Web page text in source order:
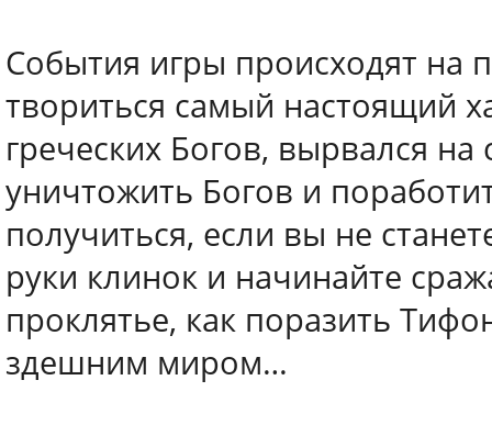
События игры происходят на
твориться самый настоящий
греческих Богов, вырвался
уничтожить Богов и
получиться, если вы не
руки клинок и начинайте
проклятье, как поразить
здешним миром…